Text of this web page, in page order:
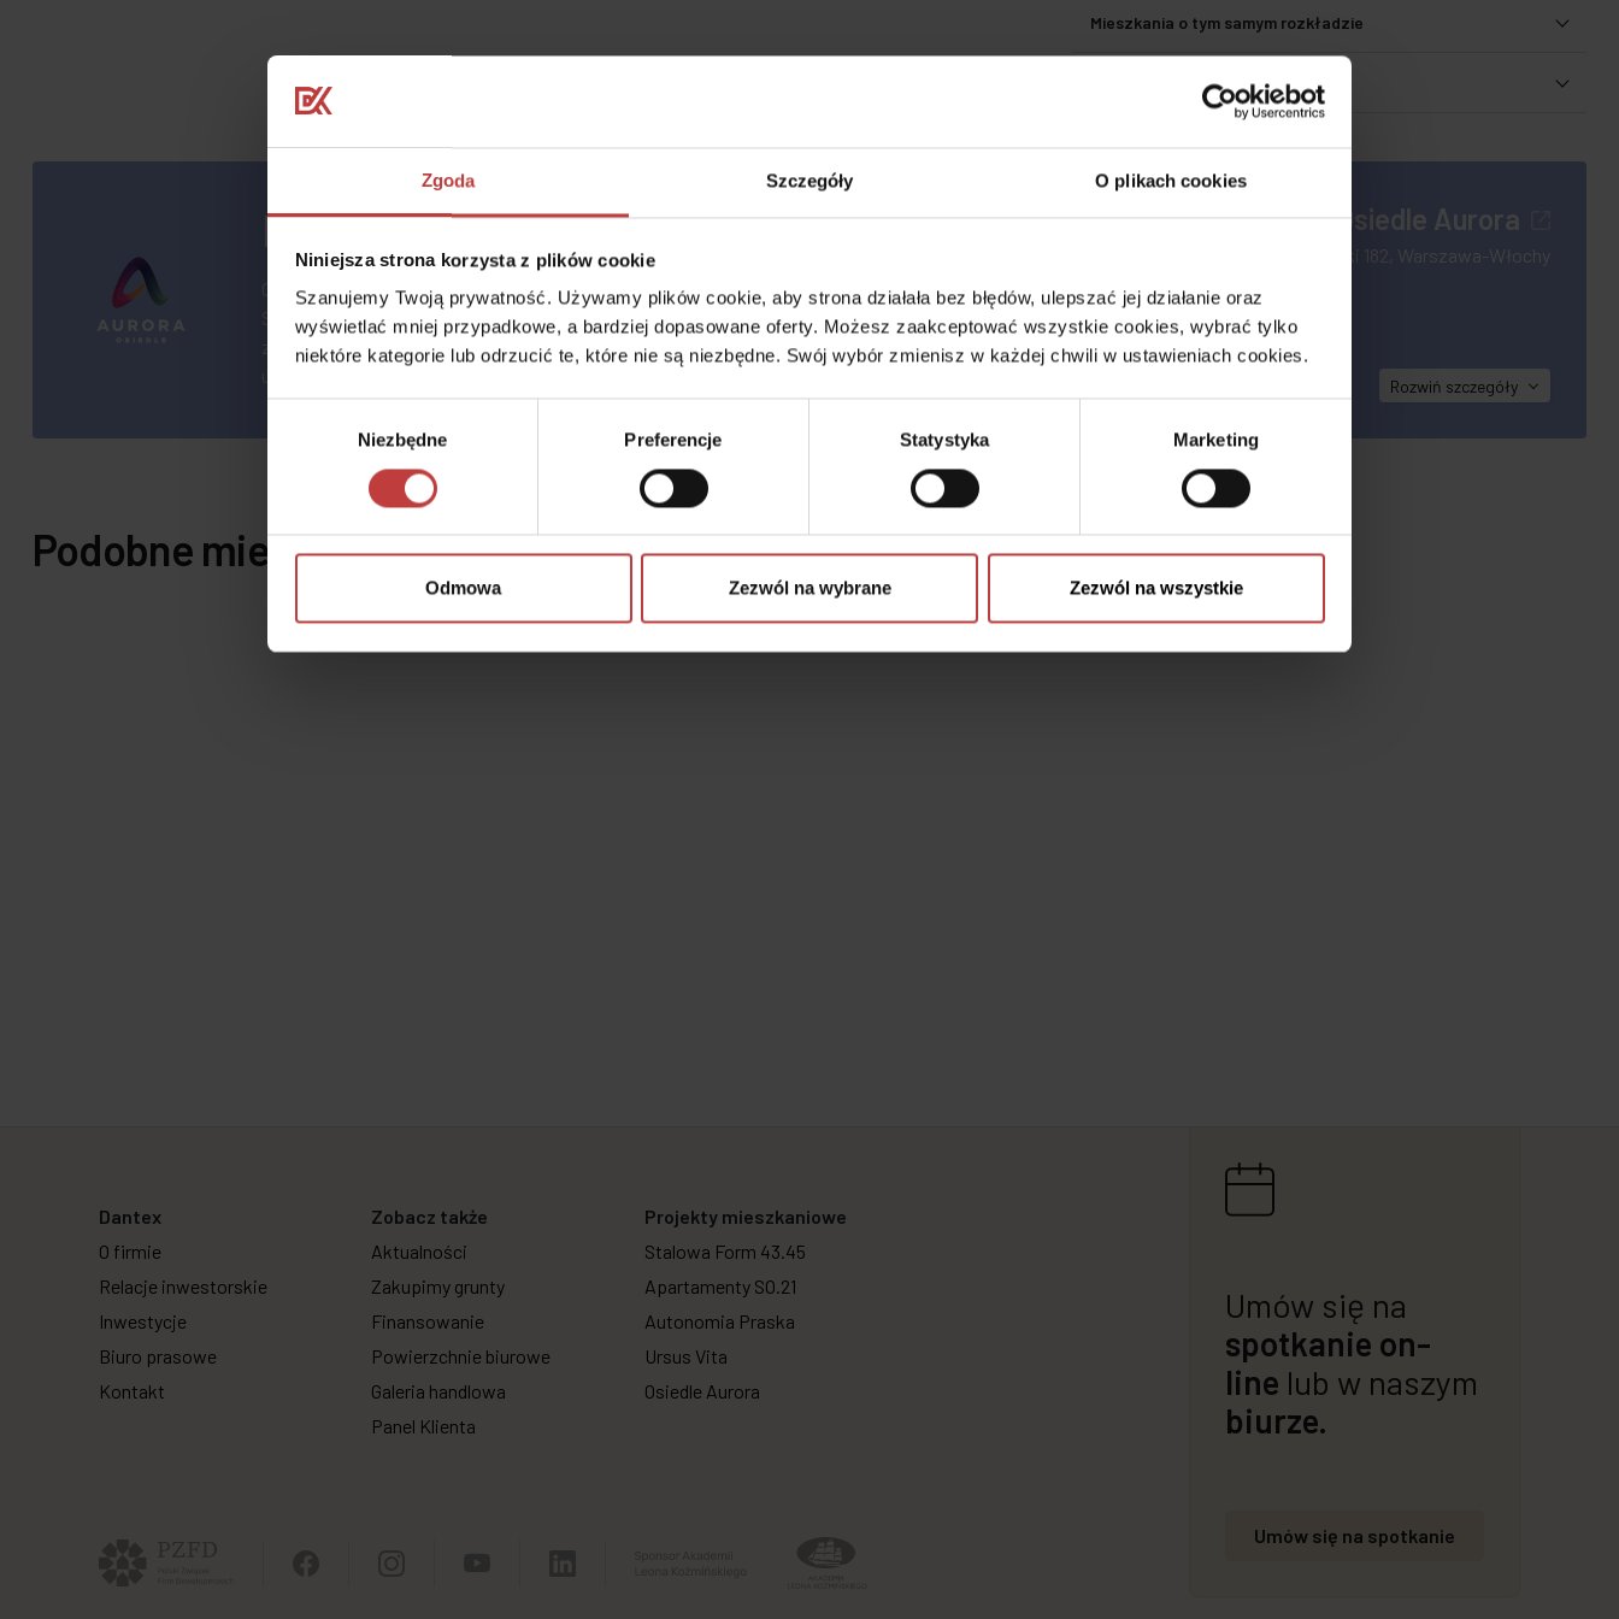
Zgoda Szczegóły O plikach cookies
Niniejsza strona korzysta z plików cookie
Szanujemy Twoją prywatność. Używamy plików cookie, aby strona działała bez błędów, ulepszać jej działanie oraz
wyświetlać mniej przypadkowe, a bardziej dopasowane oferty. Możesz zaakceptować wszystkie cookies, wybrać tylko
niektóre kategorie lub odrzucić te, które nie są niezbędne. Swój wybór zmienisz w każdej chwili w ustawieniach cookies.
Niezbędne Preferencje Statystyka Marketing
Odmowa Zezwól na wybrane Zezwól na wszystkie
Mieszkania o tym samym rozkładzie
Nowe mieszkania na horyzoncie
Osiedle Aurora zlokalizowane jest w granicznym kwartale dzielnic Włochy i Ochota, wytyczonym ulicami Jutrzenki,
Szybką i Popularną. Ten stołeczny rejon wyróżnia się kameralną zabudową, wynikającą z ograniczeń budowlanych
znajdującego się w pobliżu Lotniska Chopina, co sprawia, że panuje tu spokój – jest to doskonałe miejsce na
Osiedle Aurora
Jutrzenki 182, Warszawa-Włochy
Rozwiń szczegóły
Podobne mieszkania
Dantex
O firmie
Relacje inwestorskie
Inwestycje
Biuro prasowe
Kontakt
Zobacz także
Aktualności
Zakupimy grunty
Finansowanie
Powierzchnie biurowe
Galeria handlowa
Panel Klienta
Projekty mieszkaniowe
Stalowa Form 43.45
Apartamenty SO.21
Autonomia Praska
Ursus Vita
Osiedle Aurora
Umów się na
spotkanie on-
line lub w naszym
biurze.
Umów się na spotkanie